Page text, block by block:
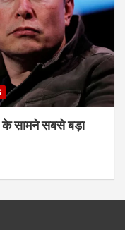
सामने सबसे बड़ा